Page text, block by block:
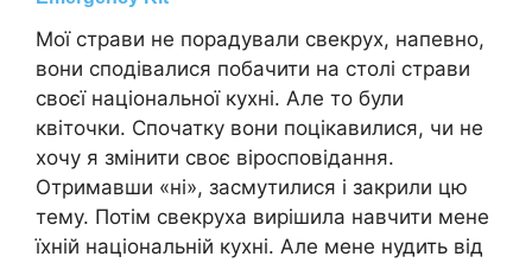
Мої страви не порадували свекрух, напевно,
вони сподівалися побачити на столі страви
своєї національної кухні. Але то були
квіточки. Спочатку вони поцікавилися, чи не
хочу я змінити своє віросповідання.
Отримавши «ні», засмутилися і закрили цю
тему. Потім свекруха вирішила навчити мене
їхній національній кухні. Але мене нудить від